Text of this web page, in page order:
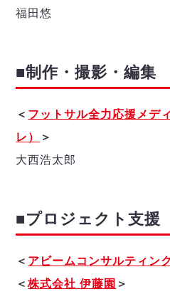
福田悠
■制作・撮影・編集
＜ フットサル全力応援メデ
レ）
＞
大西浩太郎
■プロジェクト支援
＜ アビームコンサルティン
＜株式会社 伊藤園 ＞